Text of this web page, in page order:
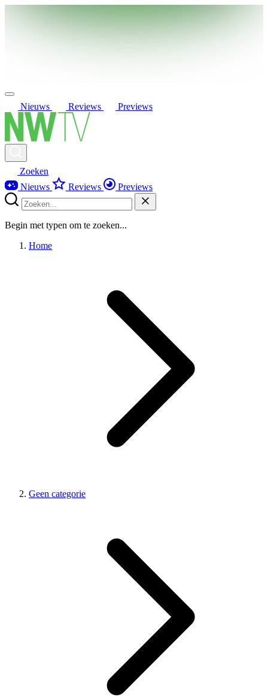
Nieuws Reviews Previews
Zoeken
Nieuws
Reviews Previews
Begin met typen om te zoeken...
Home
Geen categorie